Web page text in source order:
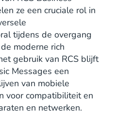
ze een cruciale rol in
tijdens de overgang
moderne rich
gebruik van RCS blijft
Messages een
van mobiele
voor compatibiliteit en
en netwerken.